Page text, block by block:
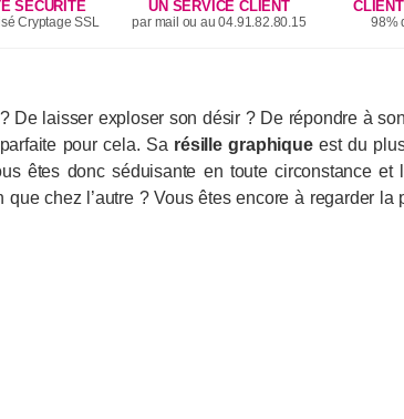
SÉCURITÉ
Cryptage SSL
UN SERVICE CLIENT
par mail ou au 04.91.82.80.15 98%
De laisser exploser son désir ? De répondre à
pour cela. Sa résille graphiqueest du
êtes donc séduisante en toute circonstance et
chez l’autre ? Vous êtes encore à regarder la